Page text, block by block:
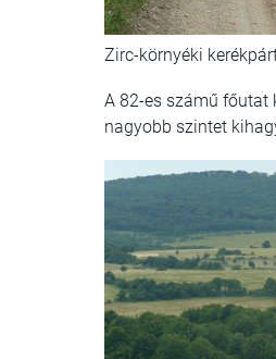
Zirc-környéki
A 82-es számű főutat
nagyobb szintet